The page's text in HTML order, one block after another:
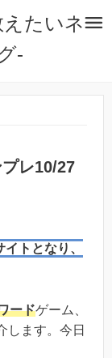
たいネ
-
レ10/27
トとなり、
ードゲーム、
します。今日